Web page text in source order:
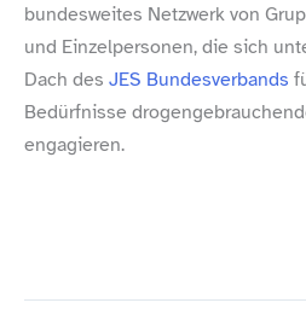
bundesweites Netzwerk von
und Einzelpersonen, die sich
Dach des JES Bundesverbands
Bedürfnisse
engagieren.